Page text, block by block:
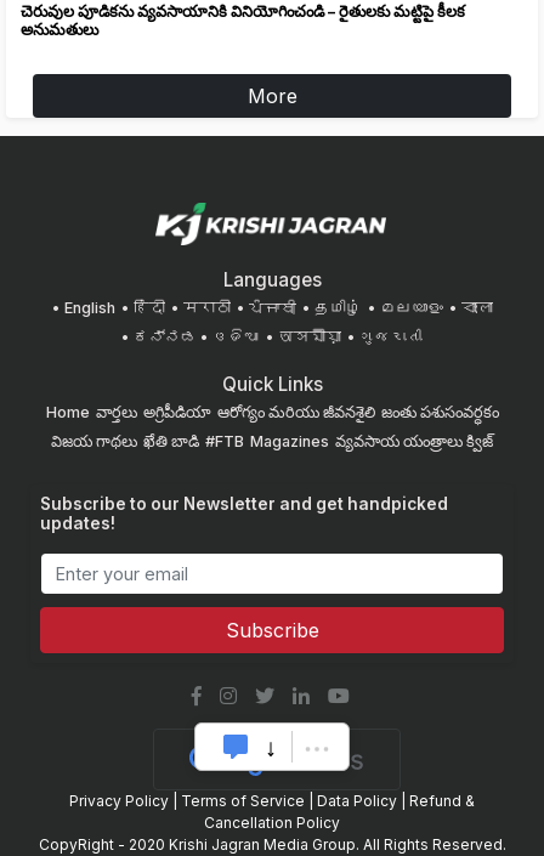
చెరువుల పూడికను వ్యవసాయానికి వినియోగించండి – రైతులకు మట్టిపై కీలక
అనుమతులు
More
Languages
English हिंदी मराठी ਪੰਜਾਬੀ தமிழ் മലയാളം
বাংলা
ಕನ್ನಡ
ଓଡିଆ অসমীয়া ગુજરાતી
Quick Links
Home వార్తలు అగ్రిపీడియా ఆరోగ్యం మరియు జీవనశైలి జంతు పశుసంవర్ధకం
విజయ గాథలు ఖేతి బాడి #FTB Magazines వ్యవసాయ యంత్రాలు క్విజ్
Subscribe to our Newsletter and get handpicked
updates!
Subscribe
Privacy Policy Terms of Service Data Policy
Refund &
Cancellation Policy
CopyRight - 2020 Krishi Jagran Media Group. All Rights Reserved.